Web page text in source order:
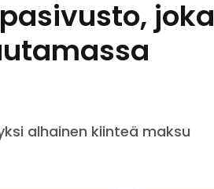
joka
alhainen kiinteä maksu